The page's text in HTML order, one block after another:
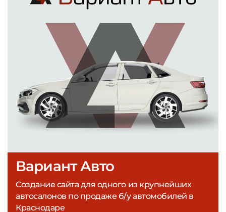
Вариант Авто
Создание сайта для одного из крупнейших
автосалонов по продаже б/у автомобилей в
Краснодаре